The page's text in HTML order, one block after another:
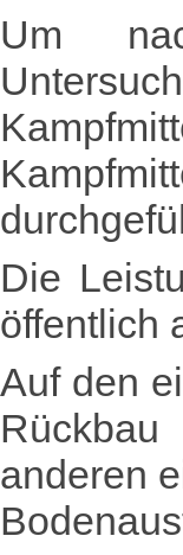
Um
Die
öffentlich
Auf den
anderen